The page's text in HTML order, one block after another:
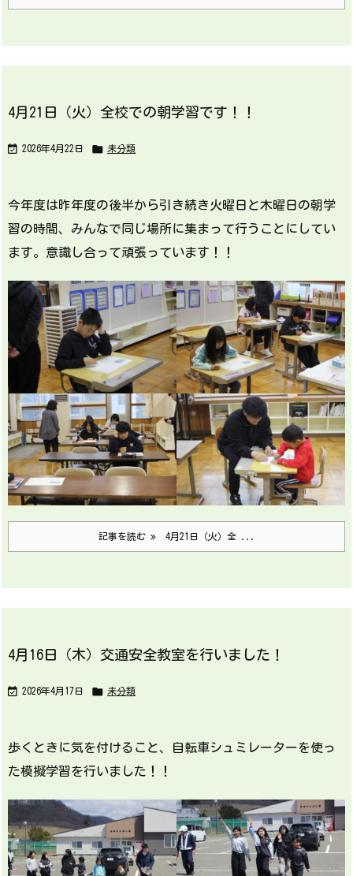
4月21日（火）全校での朝学習です！！
 2026年4月22日  未分類
今年度は昨年度の後半から引き続き火曜日と木曜日の朝学
習の時間、みんなで同じ場所に集まって行うことにしてい
ます。意識し合って頑張っています！！
記事を読む 4月21日（火）全 ...
4月16日（木）交通安全教室を行いました！
 2026年4月17日  未分類
歩くときに気を付けること、自転車シュミレーターを使っ
た模擬学習を行いました！！